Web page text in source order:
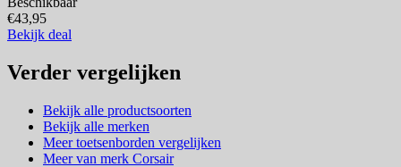
€43,95
Bekijk deal
Verder vergelijken
Bekijk alle productsoorten
Bekijk alle merken
Meer toetsenborden vergelijken
Meer van merk Corsair